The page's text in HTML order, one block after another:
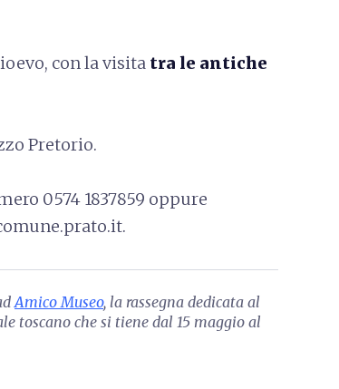
con la visita tra le antiche
Pretorio.
0574 1837859 oppure
Amico Museo, la rassegna dedicata al
toscano che si tiene dal 15 maggio al